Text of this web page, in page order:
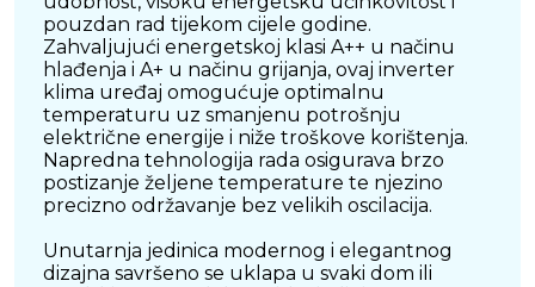
pouzdan rad tijekom cijele godine.
Zahvaljujući energetskoj klasi A++ u načinu
hlađenja i A+ u načinu grijanja, ovaj inverter
klima uređaj omogućuje optimalnu
temperaturu uz smanjenu potrošnju
električne energije i niže troškove korištenja.
Napredna tehnologija rada osigurava brzo
postizanje željene temperature te njezino
precizno održavanje bez velikih oscilacija.
Unutarnja jedinica modernog i elegantnog
dizajna savršeno se uklapa u svaki dom ili